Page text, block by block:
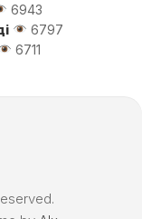
6943
6797
6711